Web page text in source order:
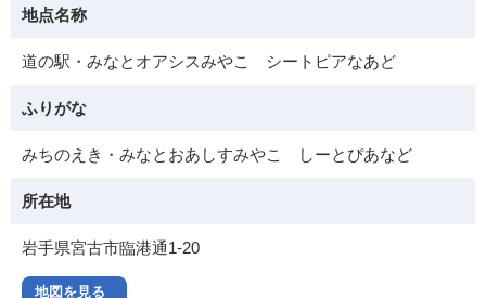
地点名称
道の駅・みなとオアシスみやこ シートピアなあど
ふりがな
みちのえき・みなとおあしすみやこ しーとぴあなど
所在地
岩手県宮古市臨港通1-20
地図を見る